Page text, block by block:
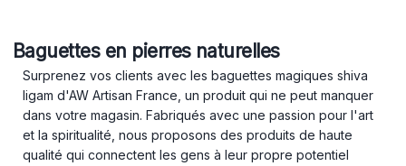
Baguettes en pierres naturelles
Surprenez vos clients avec les baguettes magiques shiva
ligam d'AW Artisan France, un produit qui ne peut manquer
dans votre magasin. Fabriqués avec une passion pour l'art
et la spiritualité, nous proposons des produits de haute
qualité qui connectent les gens à leur propre potentiel